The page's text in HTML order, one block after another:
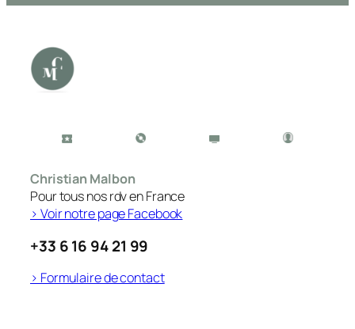
Christian Malbon
Pour tous nos rdv en France
> Voir notre page Facebook
+33 6 16 94 21 99
> Formulaire de contact